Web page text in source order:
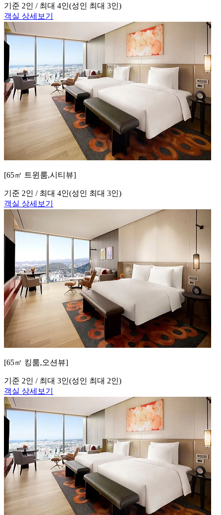
기준 2인 / 최대 4인(성인 최대 3인)
객실 상세보기
[65㎡ 트윈룸,시티뷰]
기준 2인 / 최대 4인(성인 최대 3인)
객실 상세보기
[65㎡ 킹룸,오션뷰]
기준 2인 / 최대 3인(성인 최대 2인)
객실 상세보기